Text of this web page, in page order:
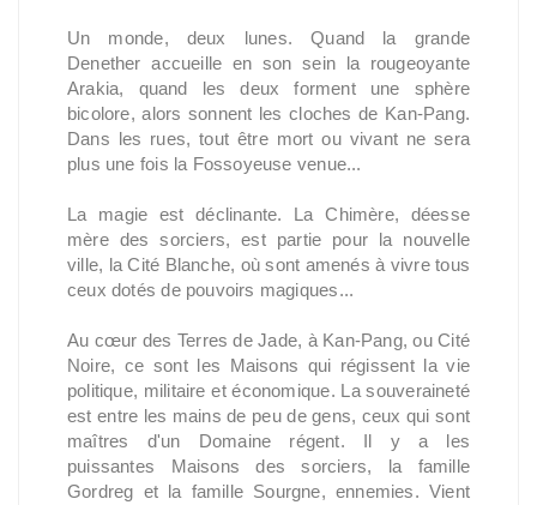
Un monde, deux lunes. Quand la grande
Denether accueille en son sein la rougeoyante
Arakia, quand les deux forment une sphère
bicolore, alors sonnent les cloches de Kan-Pang.
Dans les rues, tout être mort ou vivant ne sera
plus une fois la Fossoyeuse venue...
La magie est déclinante. La Chimère, déesse
mère des sorciers, est partie pour la nouvelle
ville, la Cité Blanche, où sont amenés à vivre tous
ceux dotés de pouvoirs magiques...
Au cœur des Terres de Jade, à Kan-Pang, ou Cité
Noire, ce sont les Maisons qui régissent la vie
politique, militaire et économique. La souveraineté
est entre les mains de peu de gens, ceux qui sont
maîtres d'un Domaine régent. Il y a les
puissantes Maisons des sorciers, la famille
Gordreg et la famille Sourgne, ennemies. Vient